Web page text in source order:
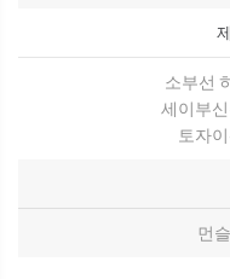
소부선
세이부
토자
먼